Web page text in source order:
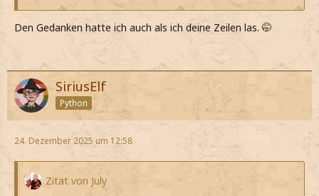
Den Gedanken hatte ich auch als ich deine Zeilen las. 🤭
SiriusElf
Python
24. Dezember 2025 um 12:58
Zitat von July